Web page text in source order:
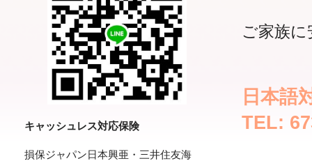
ご家族
日本語
TEL:
キャッシュレス対応保険
損保ジャパン日本興亜・三井住友海